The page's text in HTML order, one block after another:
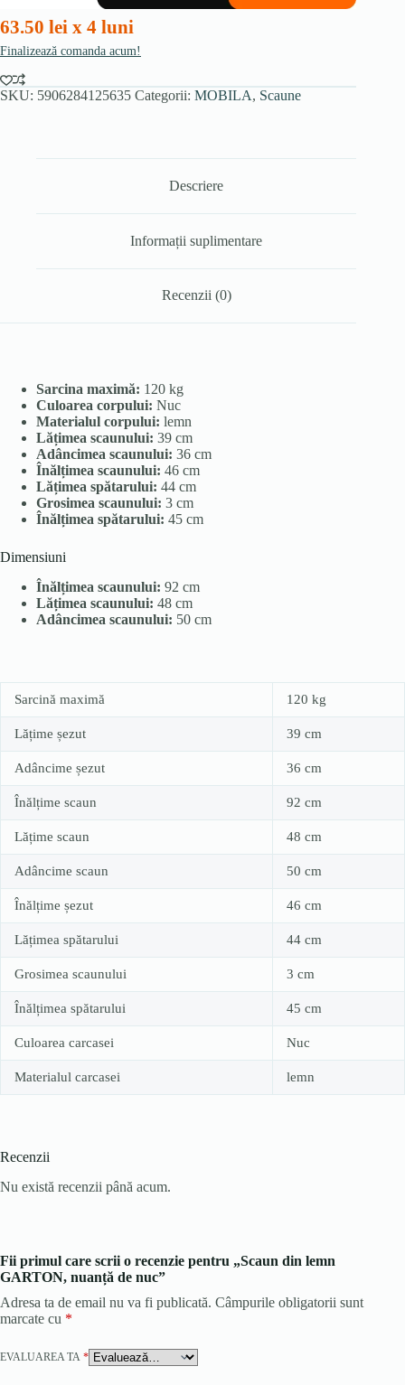
63.50 lei x 4 luni
Finalizează comanda acum!
SKU: 5906284125635 Categorii: MOBILA, Scaune
Descriere
Informații suplimentare
Recenzii (0)
Sarcina maximă: 120 kg
Culoarea corpului: Nuc
Materialul corpului: lemn
Lățimea scaunului: 39 cm
Adâncimea scaunului: 36 cm
Înălțimea scaunului: 46 cm
Lățimea spătarului: 44 cm
Grosimea scaunului: 3 cm
Înălțimea spătarului: 45 cm
Dimensiuni
Înălțimea scaunului: 92 cm
Lățimea scaunului: 48 cm
Adâncimea scaunului: 50 cm
Sarcină maximă 120 kg
Lățime șezut 39 cm
Adâncime șezut 36 cm
Înălțime scaun 92 cm
Lățime scaun 48 cm
Adâncime scaun 50 cm
Înălțime șezut 46 cm
Lățimea spătarului 44 cm
Grosimea scaunului 3 cm
Înălțimea spătarului 45 cm
Culoarea carcasei Nuc
Materialul carcasei lemn
Recenzii
Nu există recenzii până acum.
Fii primul care scrii o recenzie pentru „Scaun din lemn
GARTON, nuanță de nuc”
Adresa ta de email nu va fi publicată. Câmpurile obligatorii sunt
marcate cu *
EVALUAREA TA *